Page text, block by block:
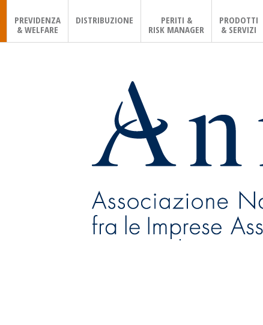
PREVIDENZA
& WELFARE
DISTRIBUZIONE
PERITI &
RISK MANAGER
PRODOTTI
& SERVIZI